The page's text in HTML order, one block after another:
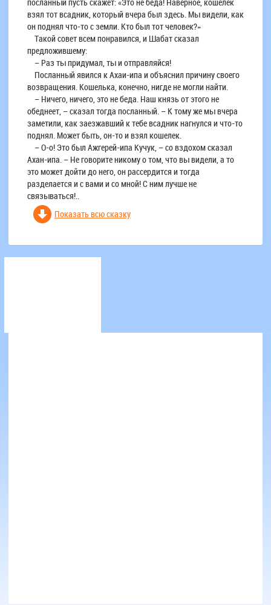
взял тот всадник, который вчера был здесь. Мы видели, как
он поднял что-то с земли. Кто был тот человек?»
Такой совет всем понравился, и Шабат сказал
предложившему:
– Раз ты придумал, ты и отправляйся!
Посланный явился к Ахаи-ипа и объяснил причину своего
возвращения. Кошелька, конечно, нигде не могли найти.
– Ничего, ничего, это не беда. Наш князь от этого не
обеднеет, – сказал тогда посланный. – К тому же мы вчера
заметили, как заезжавший к тебе всадник нагнулся и что-то
поднял. Может быть, он-то и взял кошелек.
– О-о! Это был Ажгерей-ипа Кучук, – со вздохом сказал
Ахан-ипа. – Не говорите никому о том, что вы видели, а то
это может дойти до него, он рассердится и тогда
разделается и с вами и со мной! С ним лучше не
связываться!..
Показать всю сказку